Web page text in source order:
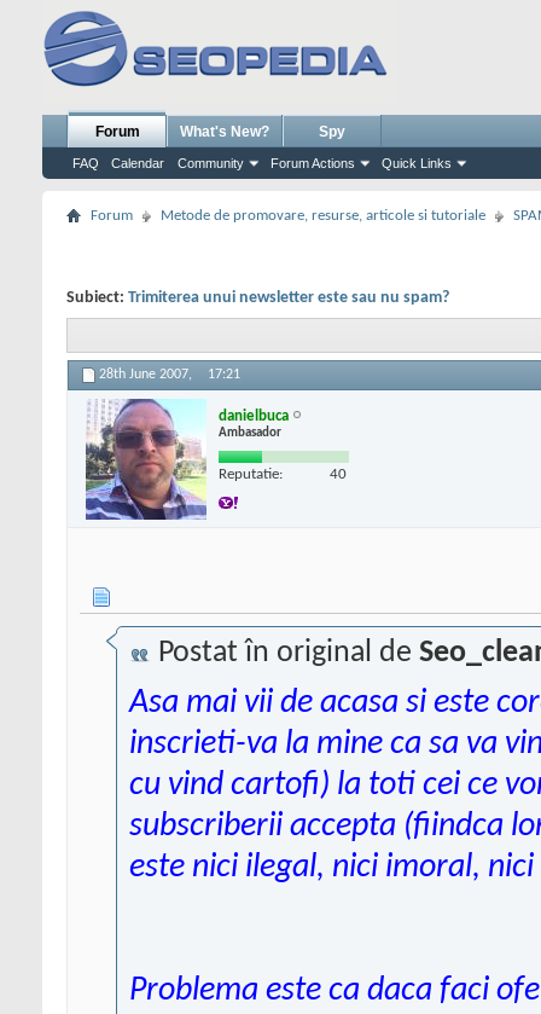
Forum
FAQ Calendar Community Forum Actions Quick Links
What's New? Spy
Forum Metode de promovare, resurse, articole si tutoriale
Subiect: Trimiterea unui newsletter este sau nu spam?
28th June 2007, 17:21
danielbuca
Ambasador
Reputatie: 40
Postat în original de
Asa mai vii de acasa si este
inscrieti-va la mine ca sa va
cu vind cartofi) la toti cei ce
subscriberii accepta (fiindca
este nici ilegal, nici imoral,
Problema este ca daca faci